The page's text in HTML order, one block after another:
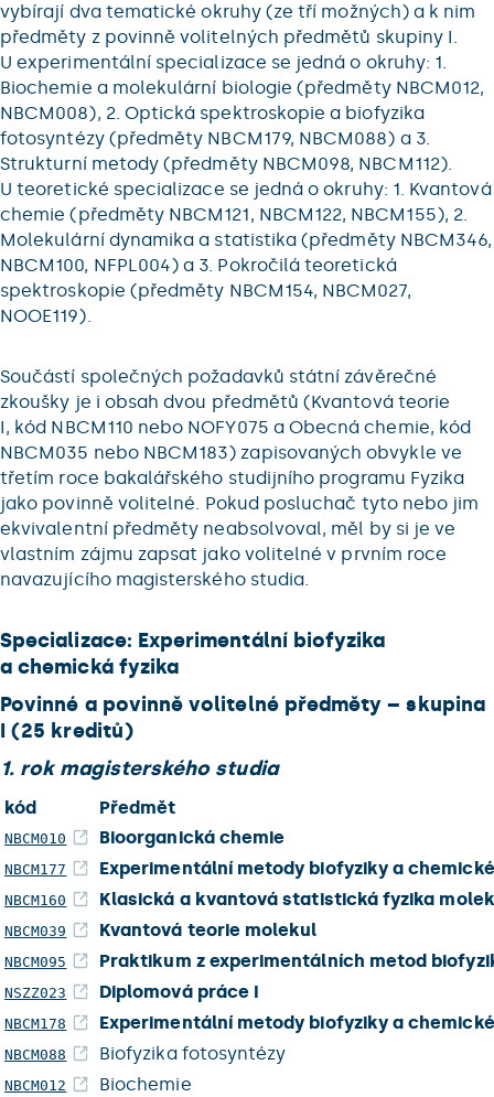
vybírají dva tematické okruhy (ze tří možných) a k nim
předměty z povinně volitelných předmětů skupiny I.
U experimentální specializace se jedná o okruhy: 1.
Biochemie a molekulární biologie (předměty NBCM012,
NBCM008), 2. Optická spektroskopie a biofyzika
fotosyntézy (předměty NBCM179, NBCM088) a 3.
Strukturní metody (předměty NBCM098, NBCM112).
U teoretické specializace se jedná o okruhy: 1. Kvantová
chemie (předměty NBCM121, NBCM122, NBCM155), 2.
Molekulární dynamika a statistika (předměty NBCM346,
NBCM100, NFPL004) a 3. Pokročilá teoretická
spektroskopie (předměty NBCM154, NBCM027,
NOOE119).
Součástí společných požadavků státní závěrečné
zkoušky je i obsah dvou předmětů (Kvantová teorie
I, kód NBCM110 nebo NOFY075 a Obecná chemie, kód
NBCM035 nebo NBCM183) zapisovaných obvykle ve
třetím roce bakalářského studijního programu Fyzika
jako povinně volitelné. Pokud posluchač tyto nebo jim
ekvivalentní předměty neabsolvoval, měl by si je ve
vlastním zájmu zapsat jako volitelné v prvním roce
navazujícího magisterského studia.
Specializace: Experimentální biofyzika
a chemická fyzika
Povinné a povinně volitelné předměty – skupina
I (25 kreditů)
1. rok magisterského studia
kód Předmět
NBCM010 Bioorganická chemie
NBCM177 Experimentální metody biofyziky a
NBCM160 Klasická a kvantová statistická fyzika
NBCM039 Kvantová teorie molekul
NBCM095 Praktikum z experimentálních metod
NSZZ023 Diplomová práce I
NBCM178 Experimentální metody biofyziky a
NBCM088 Biofyzika fotosyntézy
NBCM012 Biochemie